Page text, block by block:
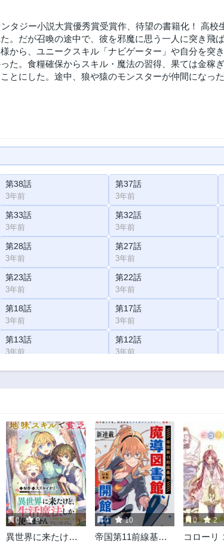
タジー小説大賞優秀賞受賞作、待望の書籍化！ 高
。だが召喚の途中で、彼を邪魔に思う一人に突き飛
から、ユニークスキル「ナビゲーター」や自分を突
た。食糧確保からスキル・魔法の習得、果ては金稼
とにした。途中、狼や猿のモンスターが仲間になっ
第38話
3年前
第37話
3年前
第33話
3年前
第32話
3年前
第28話
3年前
第27話
3年前
第23話
3年前
第22話
3年前
第18話
3年前
第17話
3年前
第13話
3年前
第12話
3年前
第8話 第7話
0 9
異世界に来たけ
0 10
帝国第11前線基地
0 2
コローリ